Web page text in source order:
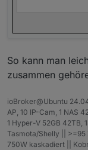
So kann man
zusammen
ioBroker@Ubuntu
AP, 10 IP-Cam, 1 NAS
1 Hyper-V 52GB 42TB,
Tasmota/Shelly || >=95
750W kaskadiert ||